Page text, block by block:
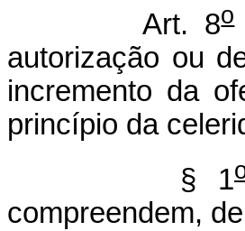
Art. 8o
autorização ou
incremento da
princípio da
§ 1
compreendem,